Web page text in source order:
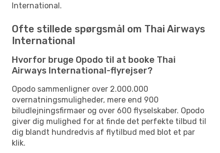
International.
Ofte stillede spørgsmål om Thai Airways
International
Hvorfor bruge Opodo til at booke Thai
Airways International-flyrejser?
Opodo sammenligner over 2.000.000
overnatningsmuligheder, mere end 900
biludlejningsfirmaer og over 600 flyselskaber. Opodo
giver dig mulighed for at finde det perfekte tilbud til
dig blandt hundredvis af flytilbud med blot et par
klik.